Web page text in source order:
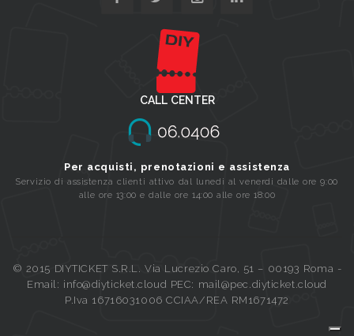
CALL CENTER
Per acquisti, prenotazioni e assistenza
Servizio di assistenza clienti attivo dal lunedi al venerdi dalle ore 9:00
alle ore 13:00 e dalle ore 14:00 alle ore 18:00
© 2015 DIYTICKET S.R.L. Via Lucrezio Caro, 51 – 00193 Roma -
Email: info@diyticket.cloud PEC: mail@pec.diyticket.cloud
P.Iva 16716031006 CCIAA/REA RM1671472